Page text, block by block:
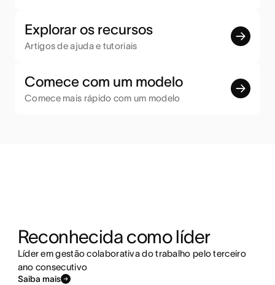
Explorar os recursos
Artigos de ajuda e tutoriais
Comece com um modelo
Comece mais rápido com um modelo
Reconhecida como líder
Líder em gestão colaborativa do trabalho pelo terceiro
ano consecutivo
Saiba mais